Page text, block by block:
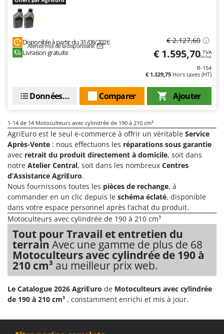
Zomax
Disponible à partir du 31/08/2026
Alertez-moi de la disponibilité
Livraison gratuite
€ 2.127,60
€ 1.595,70 TVA
Inclus
R-154
€ 1.329,75 Hors taxes (HT)
Ajouter
Comparer
Données techniques
1-14 de 14 Motoculteurs avec cylindrée de 190 à 210 cm³
AgriEuro est le seul e-commerce à offrir un véritable Service
Après-Vente : nous effectuons les réparations sous garantie
avec retrait du produit directement à domicile, soit dans
notre Atelier Central, soit dans les nombreux Centres
d’Assistance AgriEuro.
Nous fournissons toutes les pièces de rechange, à
commander en un clic depuis le schéma éclaté, disponible
dans votre espace personnel après l’achat du produit.
Motoculteurs avec cylindrée de 190 à 210 cm³
Tout pour Travail et entretien du
terrain Avec une gamme de plus de 68
Motoculteurs avec cylindrée de 190 à
210 cm³ au meilleur prix web.
Le Catalogue 2026 AgriEuro de Motoculteurs avec cylindrée
de 190 à 210 cm³ , constamment enrichi et mis à jour.